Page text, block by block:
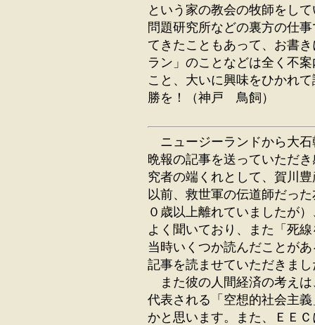
という家の教会の牧師をし
問題研究所などの裏方の仕
てきたこともあって、お書
ラン」のことなどは全く不
こと、大いに興味をひかれ
勝を！（神戸 鳥飼）
ニュージーランドから大石
晩報の記事を送っていただ
究者の端くれとして、賀川
以前、救世軍の伝道師だっ
０歳以上離れていましたが
よく聞いており、また「死
当時いくつか読んだことが
記事を読ませていただきまし
また彼の人間経済の考えは
代表される「空想的社会主
かと思います。また、ＥＥ